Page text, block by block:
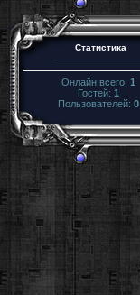
Статистика
Онлайн всего: 1
Гостей: 1
Пользователей: 0